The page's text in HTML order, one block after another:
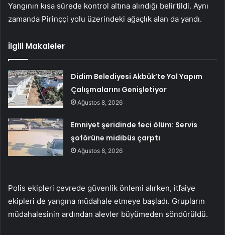
Yangının kısa sürede kontrol altına alındığı belirtildi. Aynı
zamanda Pirinççi yolu üzerindeki ağaçlık alan da yandı.
İlgili Makaleler
Didim Belediyesi Akbük’te Yol Yapım
Çalışmalarını Genişletiyor
Ağustos 8, 2026
Emniyet şeridinde feci ölüm: Servis
şoförüne midibüs çarptı
Ağustos 8, 2026
Polis ekipleri çevrede güvenlik önlemi alırken, itfaiye
ekipleri de yangına müdahale etmeye başladı. Grupların
müdahalesinin ardından alevler büyümeden söndürüldü.